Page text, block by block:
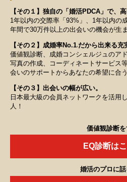
【その１】独自の「婚活PDCA」で、
1年以内の交際率「93%」、1年以内の
年間で30万件以上の出会いの機会が生
【その２】成婚率No.1※だから出来る充
価値観診断、成婚コンシェルジュのア
写真の作成、コーディネートサービス
会いのサポートからあなたの希望に合
【その３】出会いの幅が広い。
日本最大級の会員ネットワークを活用
人！
価値観診断を
EQ診断は
婚活のプロに話